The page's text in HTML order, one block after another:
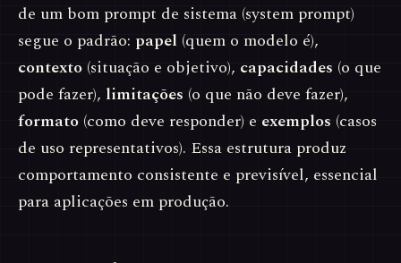
de um bom prompt de sistema (system prompt)
segue o padrão: papel (quem o modelo é),
contexto (situação e objetivo), capacidades (o que
pode fazer), limitações (o que não deve fazer),
formato (como deve responder) e exemplos (casos
de uso representativos). Essa estrutura produz
comportamento consistente e previsível, essencial
para aplicações em produção.